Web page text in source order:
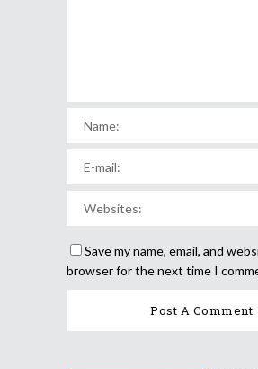
Save my name, email, and
browser for the next time I